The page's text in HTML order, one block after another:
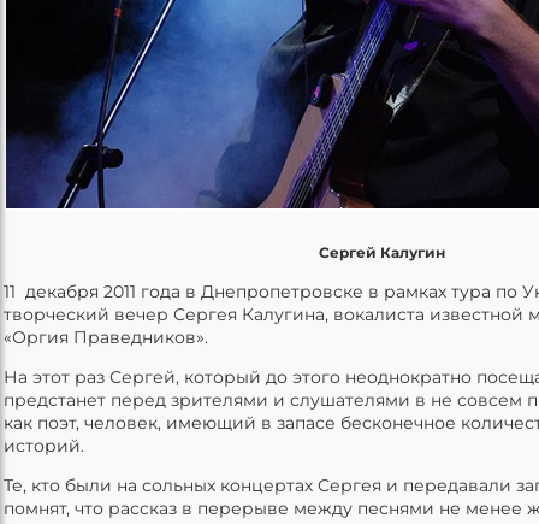
Сергей Калугин
11 декабря 2011 года в Днепропетровске в рамках тура по
творческий вечер Сергея Калугина, вокалиста известной
«Оргия Праведников».
На этот раз Сергей, который до этого неоднократно
предстанет перед зрителями и слушателями в не совсем
как поэт, человек, имеющий в запасе бесконечное
историй.
Те, кто были на сольных концертах Сергея и передавали
помнят, что рассказ в перерыве между песнями не менее